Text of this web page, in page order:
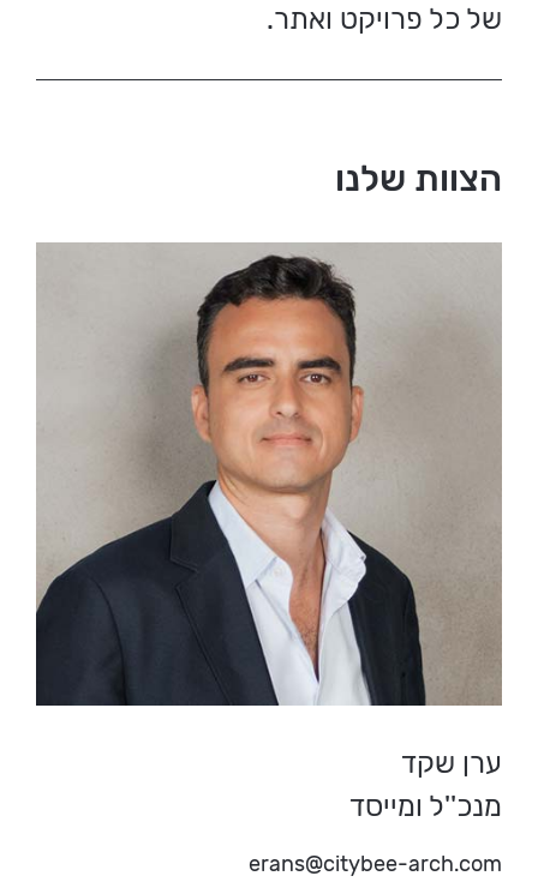
של כל פרויקט ואתר.
הצוות שלנו
ערן שקד
מנכ''ל ומייסד
erans@citybee-arch.com